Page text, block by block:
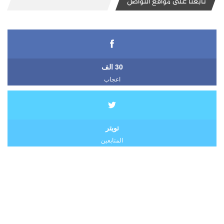
30 الف
اعجاب
تويتر
المتابعين